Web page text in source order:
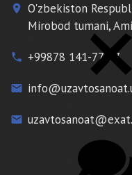
place O'zbekiston
Mirobod tumani,
phone +99878 141-77-77
email
email